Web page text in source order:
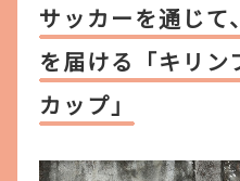
サッカーを通じて
を届ける「キリン
カップ」